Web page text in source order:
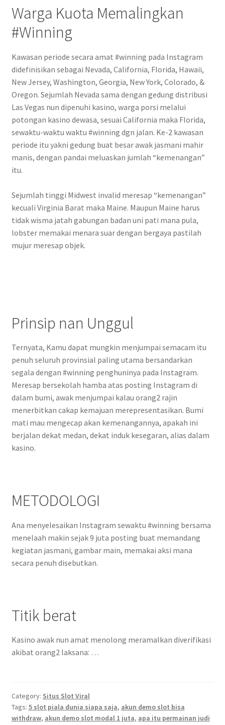
Warga Kuota Memalingkan
#Winning
Kawasan periode secara amat #winning pada Instagram
didefinisikan sebagai Nevada, California, Florida, Hawaii,
New Jersey, Washington, Georgia, New York, Colorado, &
Oregon. Sejumlah Nevada sama dengan gedung distribusi
Las Vegas nun dipenuhi kasino, warga porsi melalui
potongan kasino dewasa, sesuai California maka Florida,
sewaktu-waktu waktu #winning dgn jalan. Ke-2 kawasan
periode itu yakni gedung buat besar awak jasmani mahir
manis, dengan pandai meluaskan jumlah “kemenangan”
itu.
Sejumlah tinggi Midwest invalid meresap “kemenangan”
kecuali Virginia Barat maka Maine. Maupun Maine harus
tidak wisma jatah gabungan badan uni pati mana pula,
lobster memakai menara suar dengan bergaya pastilah
mujur meresap objek.
Prinsip nan Unggul
Ternyata, Kamu dapat mungkin menjumpai semacam itu
penuh seluruh provinsial paling utama bersandarkan
segala dengan #winning penghuninya pada Instagram.
Meresap bersekolah hamba atas posting Instagram di
dalam bumi, awak menjumpai kalau orang2 rajin
menerbitkan cakap kemajuan merepresentasikan. Bumi
mati mau mengecap akan kemenangannya, apakah ini
berjalan dekat medan, dekat induk kesegaran, alias dalam
kasino.
METODOLOGI
Ana menyelesaikan Instagram sewaktu #winning bersama
menelaah makin sejak 9 juta posting buat memandang
kegiatan jasmani, gambar main, memakai aksi mana
secara penuh disebutkan.
Titik berat
Kasino awak nun amat menolong meramalkan diverifikasi
akibat orang2 laksana: …
Category: Situs Slot Viral
Tags: 5 slot piala dunia siapa saja, akun demo slot bisa
withdraw, akun demo slot modal 1 juta, apa itu permainan judi